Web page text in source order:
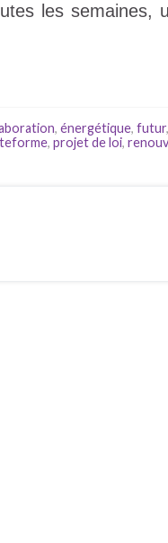
les semaines,
, énergétique, futur,
, projet de loi,